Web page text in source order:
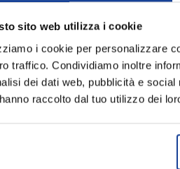
sito web utilizza i cookie
i cookie per personalizzare
traffico. Condividiamo inoltre
dei dati web, pubblicità e
raccolto dal tuo utilizzo dei
i prodotti giusti per te!
per il ritiro degli acquisti online.